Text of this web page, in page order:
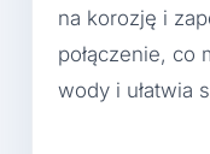
na korozję i
połączenie, co
wody i ułatwia